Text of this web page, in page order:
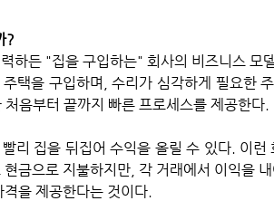
?
하든 "집을 구입하는" 회사의 비즈니스 모
택을 구입하며, 수리가 심각하게 필요한
음부터 끝까지 빠른 프로세스를 제공한다.
리 집을 뒤집어 수익을 올릴 수 있다. 이런
금으로 지불하지만, 각 거래에서 이익을
을 제공한다는 것이다.